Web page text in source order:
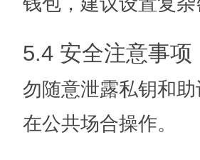
5.4 安全注意事项
勿随意泄露私钥和
在公共场合操作。